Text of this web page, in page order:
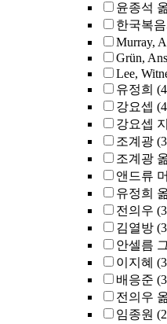
윤종석
한국복
Murray,
Grün,
Lee,
유정희
강요셉
강요셉
조계광
조계광
앤드류
유정희
전의우
김열방
안셀름
이지혜
배응준
전의우
임종원